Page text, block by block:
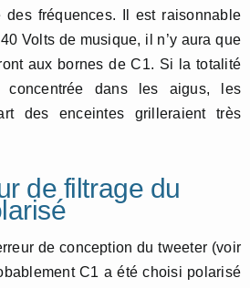
fréquences. Il est raisonnable
Volts de musique, il n’y aura que
aux bornes de C1. Si la totalité
dans les aigus, les
des enceintes grilleraient très
de filtrage du
de conception du tweeter (voir
C1 a été choisi polarisé